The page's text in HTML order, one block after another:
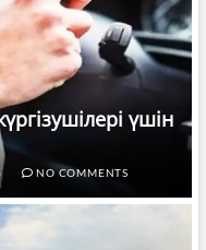
үшін
NO COMMENTS